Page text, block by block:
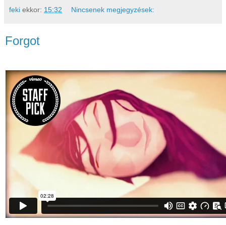
feki ekkor: 15:32 Nincsenek megjegyzések:
Forgot